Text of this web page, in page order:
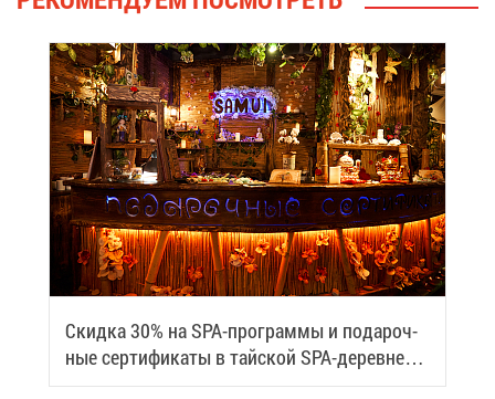
Скид­ка 30% на SPA-про­грам­мы и по­да­роч­
ные сер­ти­фи­ка­ты в тай­ской SPA-де­ревне
Samui